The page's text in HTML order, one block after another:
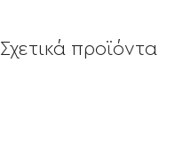
Σχετικά προϊόντα